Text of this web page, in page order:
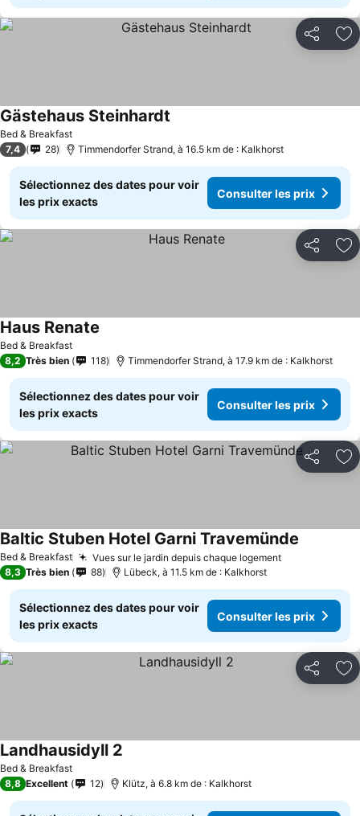
Partager
Bed & Breakfast
Gästehaus Steinhardt
7,4 28 Timmendorfer Strand, à 16.5 km de : Kalkhorst
Sélectionnez des dates pour voir
les prix exacts
Consulter les prix
Partager
Bed & Breakfast
Haus Renate
8,2 Très bien 118 Timmendorfer Strand, à 17.9 km de : Kalkhorst
Sélectionnez des dates pour voir
les prix exacts
Consulter les prix
Partager
Bed & Breakfast Vues sur le jardin depuis chaque logement
Baltic Stuben Hotel Garni Travemünde
8,3 Très bien 88 Lübeck, à 11.5 km de : Kalkhorst
Sélectionnez des dates pour voir
les prix exacts
Consulter les prix
Partager
Bed & Breakfast
Landhausidyll 2
8,8 Excellent 12 Klütz, à 6.8 km de : Kalkhorst